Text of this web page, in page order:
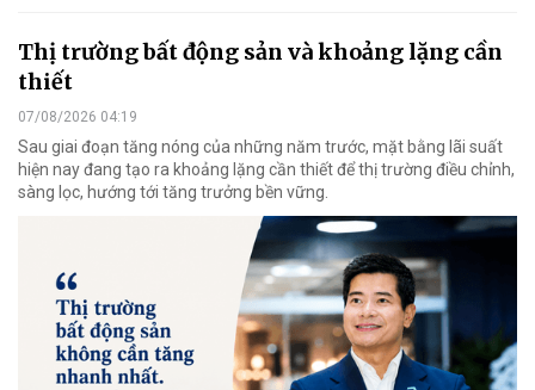
Thị trường bất động sản và khoảng lặng cần
thiết
07/08/2026 04:19
Sau giai đoạn tăng nóng của những năm trước, mặt bằng lãi suất
hiện nay đang tạo ra khoảng lặng cần thiết để thị trường điều chỉnh,
sàng lọc, hướng tới tăng trưởng bền vững.